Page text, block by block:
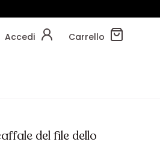
Accedi Carrello
del file dello